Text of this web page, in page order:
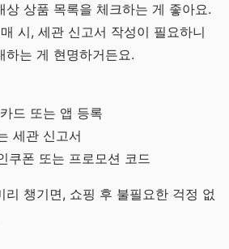
상 상품 목록을 체크하는 게 좋아요.
시, 세관 신고서 작성이 필요하니
하는 게 현명하거든요.
드 또는 앱 등록
세관 신고서
쿠폰 또는 프로모션 코드
리 챙기면, 쇼핑 후 불필요한 걱정 없